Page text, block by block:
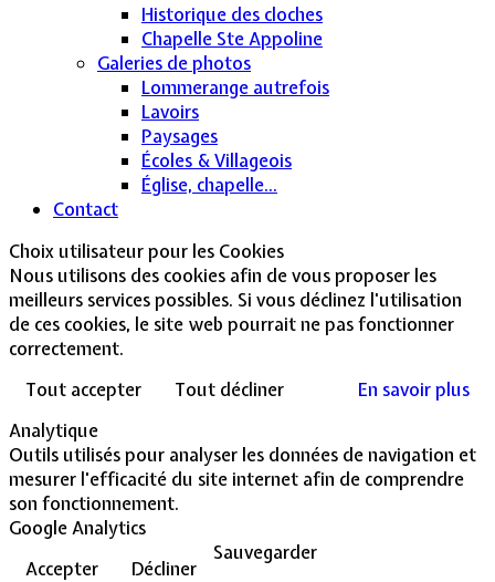
Historique des cloches
Chapelle Ste Appoline
Galeries de photos
Lommerange autrefois
Lavoirs
Paysages
Écoles & Villageois
Église, chapelle...
Contact
Choix utilisateur pour les Cookies
Nous utilisons des cookies afin de vous proposer les
meilleurs services possibles. Si vous déclinez l'utilisation
de ces cookies, le site web pourrait ne pas fonctionner
correctement.
Tout accepter
Tout décliner
En savoir plus
Analytique
Outils utilisés pour analyser les données de navigation et
mesurer l'efficacité du site internet afin de comprendre
son fonctionnement.
Google Analytics
Accepter
Décliner
Sauvegarder